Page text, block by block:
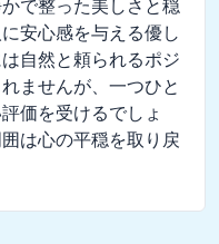
で整った美しさと穏
安心感を与える優し
自然と頼られるポジ
ませんが、一つひと
価を受けるでしょ
は心の平穏を取り戻